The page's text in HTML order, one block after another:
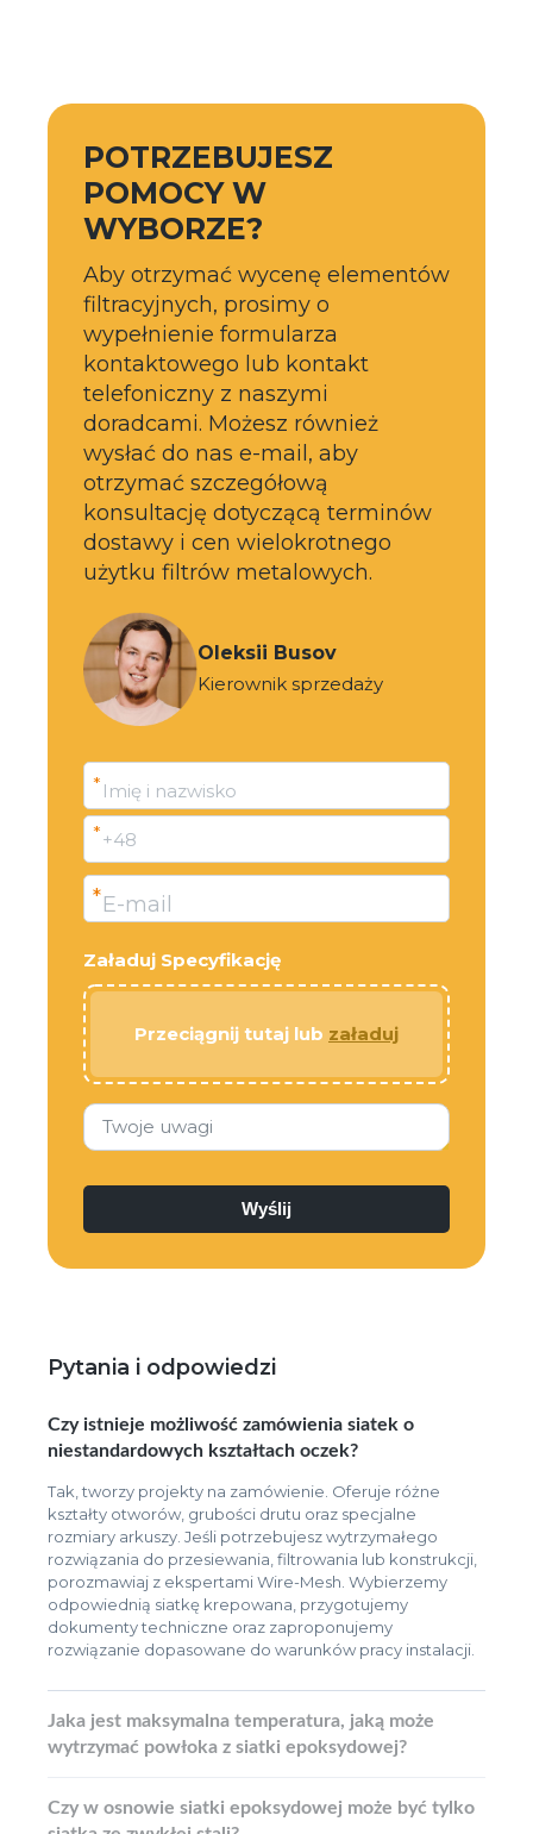
POTRZEBUJESZ
POMOCY W
WYBORZE?
Aby otrzymać wycenę elementów
filtracyjnych, prosimy o
wypełnienie formularza
kontaktowego lub kontakt
telefoniczny z naszymi
doradcami. Możesz również
wysłać do nas e-mail, aby
otrzymać szczegółową
konsultację dotyczącą terminów
dostawy i cen wielokrotnego
użytku filtrów metalowych.
Oleksii Busov
Kierownik sprzedaży
Imię i nazwisko
*
+48
*
E-mail
*
Załaduj Specyfikację
Przeciągnij tutaj lub załaduj
Twoje uwagi
Pytania i odpowiedzi
Czy istnieje możliwość zamówienia siatek o
niestandardowych kształtach oczek?
Tak, tworzy projekty na zamówienie. Oferuje różne
kształty otworów, grubości drutu oraz specjalne
rozmiary arkuszy. Jeśli potrzebujesz wytrzymałego
rozwiązania do przesiewania, filtrowania lub konstrukcji,
porozmawiaj z ekspertami Wire-Mesh. Wybierzemy
odpowiednią siatkę krepowana, przygotujemy
dokumenty techniczne oraz zaproponujemy
rozwiązanie dopasowane do warunków pracy instalacji.
Jaka jest maksymalna temperatura, jaką może
wytrzymać powłoka z siatki epoksydowej?
Czy w osnowie siatki epoksydowej może być tylko